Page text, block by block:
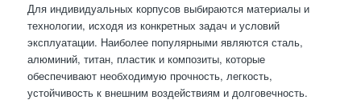
Для индивидуальных корпусов выбираются материалы и
технологии, исходя из конкретных задач и условий
эксплуатации. Наиболее популярными являются сталь,
алюминий, титан, пластик и композиты, которые
обеспечивают необходимую прочность, легкость,
устойчивость к внешним воздействиям и долговечность.